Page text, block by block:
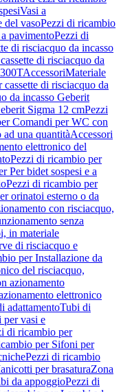
Vasi a
del vasoPezzi di ricambio
pavimentoPezzi di
di risciacquo da incasso
di risciacquo da
AccessoriMateriale
di risciacquo da
da incasso Geberit
Sigma 12 cmPezzi
Comandi per WC con
una quantitàAccessori
elettronico del
Pezzi di ricambio per
Per bidet sospesi e a
Pezzi di ricambio per
orinatoi esterno o da
con risciacquo,
senza
in materiale
di risciacquo e
per Installazione da
del risciacquo,
azionamento
elettronico
adattamentoTubi di
vasi e
di ricambio per
per Sifoni per
Pezzi di ricambio
per brasaturaZona
da appoggioPezzi di